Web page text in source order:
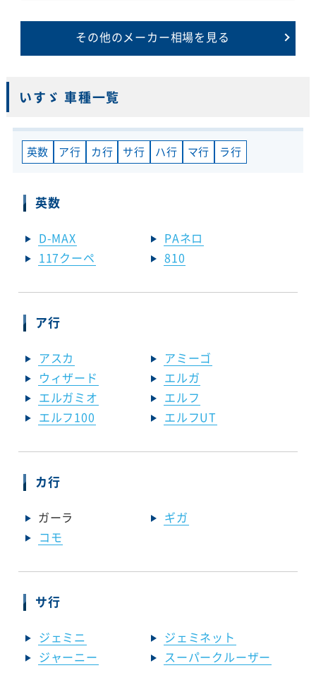
その他のメーカー相場を見る
いすゞ 車種一覧
英数 ア行 カ行 サ行 ハ行 マ行 ラ行
英数
D-MAX
PAネロ
117クーペ
810
ア行
アスカ
アミーゴ
ウィザード
エルガ
エルガミオ
エルフ
エルフ100
エルフUT
カ行
ガーラ
ギガ
コモ
サ行
ジェミニ
ジェミネット
ジャーニー
スーパークルーザー